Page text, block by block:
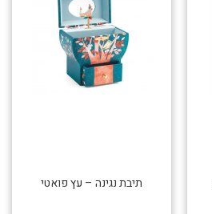
תיבת נגינה – עץ פואטי